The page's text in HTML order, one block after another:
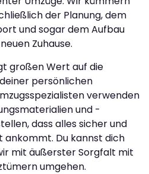
der Planung, dem
und sogar dem Aufbau
Zuhause.
großen Wert auf die
persönlichen
verwenden
und -
dass alles sicher und
ankommt. Du kannst dich
mit äußerster Sorgfalt mit
umgehen.